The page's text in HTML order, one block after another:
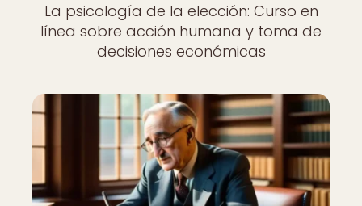
La psicología de la elección: Curso en
línea sobre acción humana y toma de
decisiones económicas